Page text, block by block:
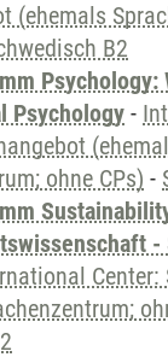
(ehemals
B2
Psychology:
Psychology -
ohne CPs) -
Center: